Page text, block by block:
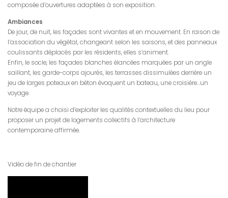
composée d’ouvertures adaptées à son exposition.
Ambiances
De jour, de nuit, les façades sont vivantes et en mouvement. En raison de
l’association du végétal, changeant selon les saisons, et des panneaux
coulissants déplacés par les résidents, elles s’animent.
Enfin, le socle, les façades blanches élancées marquées par un angle
saillant, les garde-corps ajourés, les terrasses dissimulées derrière un
jeu de larges poteaux en béton évoquent un bateau, une croisière…un
voyage.
Notre équipe a choisi d’exploiter les qualités contextuelles du lieu pour
proposer un projet de logements collectifs à l’architecture
contemporaine affirmée.
Vidéo de fin de chantier